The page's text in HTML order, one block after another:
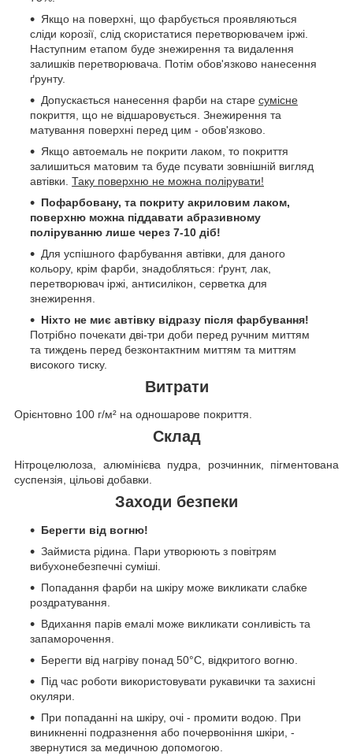
Якщо на поверхні, що фарбується проявляються
сліди корозії, слід скористатися перетворювачем іржі.
Наступним етапом буде знежирення та видалення
залишків перетворювача. Потім обов'язково нанесення
ґрунту.
Допускається нанесення фарби на старе сумісне
покриття, що не відшаровується. Знежирення та
матування поверхні перед цим - обов'язково.
Якщо автоемаль не покрити лаком, то покриття
залишиться матовим та буде псувати зовнішній вигляд
автівки. Таку поверхню не можна полірувати!
Пофарбовану, та покриту акриловим лаком,
поверхню можна піддавати абразивному
поліруванню лише через 7-10 діб!
Для успішного фарбування автівки, для даного
кольору, крім фарби, знадобляться: ґрунт, лак,
перетворювач іржі, антисилікон, серветка для
знежирення.
Ніхто не миє автівку відразу після фарбування!
Потрібно почекати дві-три доби перед ручним миттям
та тиждень перед безконтактним миттям та миттям
високого тиску.
Витрати
Орієнтовно 100 г/м² на одношарове покриття.
Склад
Нітроцелюлоза, алюмінієва пудра, розчинник, пігментована
суспензія, цільові добавки.
Заходи безпеки
Берегти від вогню!
Займиста рідина. Пари утворюють з повітрям
вибухонебезпечні суміші.
Попадання фарби на шкіру може викликати слабке
роздратування.
Вдихання парів емалі може викликати сонливість та
запаморочення.
Берегти від нагріву понад 50°C, відкритого вогню.
Під час роботи використовувати рукавички та захисні
окуляри.
При попаданні на шкіру, очі - промити водою. При
виникненні подразнення або почервоніння шкіри, -
звернутися за медичною допомогою.